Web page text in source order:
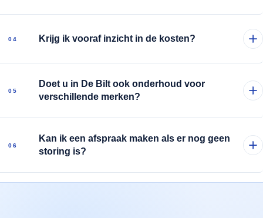
de onderhoudsrichtlijnen van de fabrikant.
04 Krijg ik vooraf inzicht in de kosten?
vooraf, zonder verrassingen achteraf.
05
Doet u in De Bilt ook onderhoud voor
verschillende merken?
merken in woningen in De Bilt en stem de
werkzaamheden af op merk en type toestel.
06
Kan ik een afspraak maken als er nog geen
storing is?
Zeker. Preventief onderhoud voorkomt juist